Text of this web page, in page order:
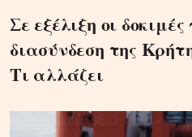
Σε εξέλιξη οι
διασύνδεση της
Τι αλλάζει